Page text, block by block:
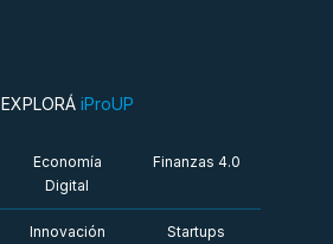
EXPLORÁ iProUP
Economía
Digital
Finanzas 4.0
Innovación Startups